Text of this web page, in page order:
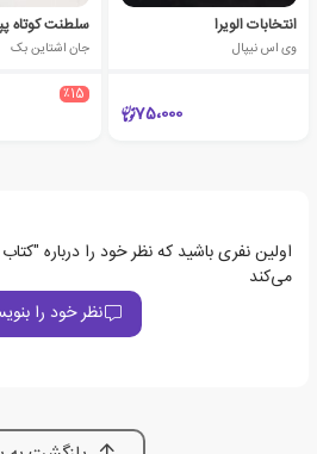
انتخابات الویرا
وی اس نیپال
75،000
سلطنت کوتاه
جان اشتاین بک
٪15
اولین نفری باشید که نظر خود را درباره
می‌کند
نظر خود را